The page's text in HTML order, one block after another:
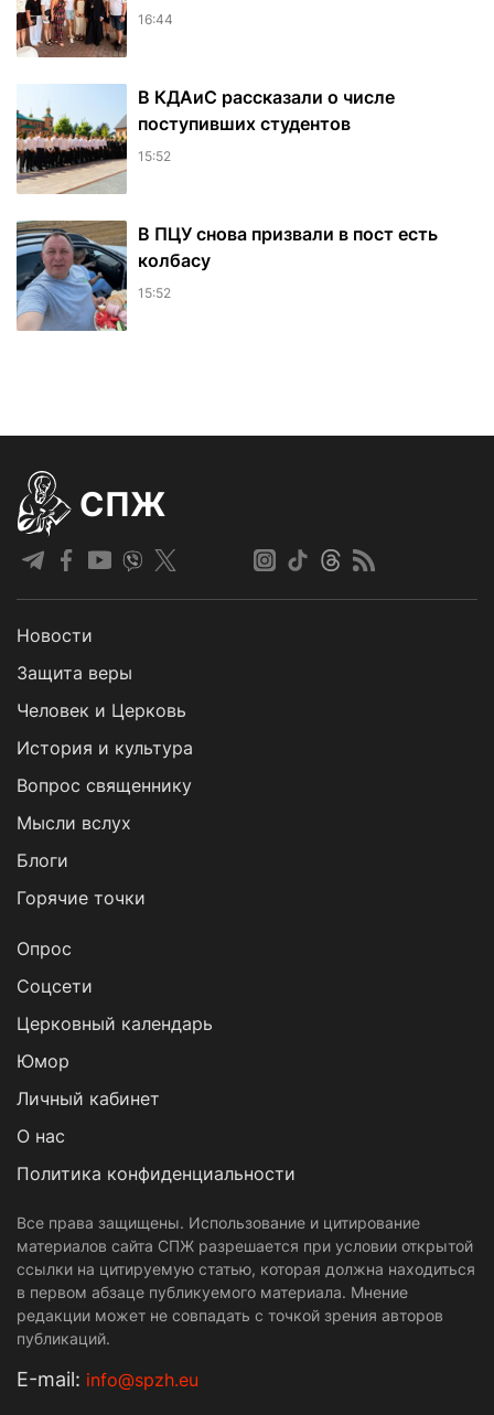
16:44
В КДАиС рассказали о числе
поступивших студентов
15:52
В ПЦУ снова призвали в пост есть
колбасу
15:52
СПЖ
Новости
Защита веры
Человек и Церковь
История и культура
Вопрос священнику
Мысли вслух
Блоги
Горячие точки
Опрос
Cоцсети
Церковный календарь
Юмор
Личный кабинет
О нас
Политика конфиденциальности
Все права защищены. Использование и цитирование
материалов сайта СПЖ разрешается при условии открытой
ссылки на цитируемую статью, которая должна находиться
в первом абзаце публикуемого материала. Мнение
редакции может не совпадать с точкой зрения авторов
публикаций.
Е-mail: info@spzh.eu